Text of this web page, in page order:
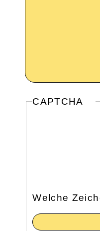
CAPTCHA
Welche